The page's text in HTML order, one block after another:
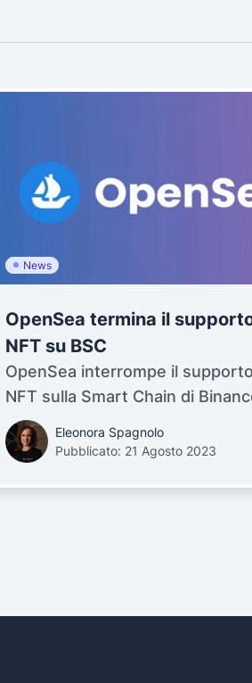
News
OpenSea termina il
NFT su BSC
OpenSea interrompe il
NFT sulla Smart Chain di
Eleonora Spagnolo
Pubblicato: 21 Agosto 2023